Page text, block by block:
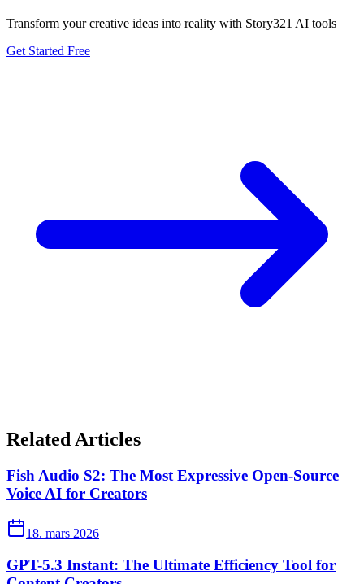
Transform your creative ideas into reality with Story321 AI tools
Get Started Free
Related Articles
Fish Audio S2: The Most Expressive Open-Source
Voice AI for Creators
18. mars 2026
GPT-5.3 Instant: The Ultimate Efficiency Tool for